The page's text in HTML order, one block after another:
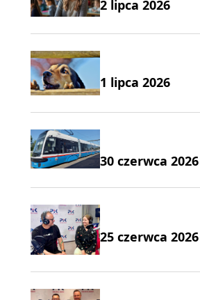
2 lipca 2026
1 lipca 2026
30 czerwca 2026
25 czerwca 2026